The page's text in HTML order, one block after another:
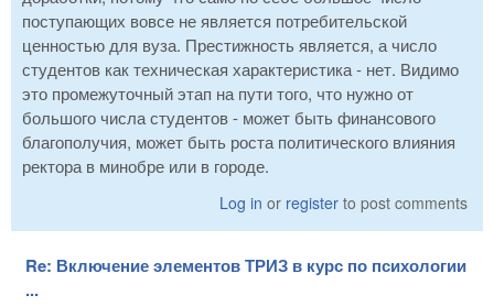
поступающих вовсе не является потребительской
ценностью для вуза. Престижность является, а число
студентов как техническая характеристика - нет. Видимо
это промежуточный этап на пути того, что нужно от
большого числа студентов - может быть финансового
благополучия, может быть роста политического влияния
ректора в минобре или в городе.
Log in or register to post comments
Re: Включение элементов ТРИЗ в курс по психологии
...